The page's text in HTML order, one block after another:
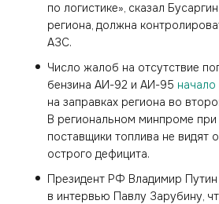
по логистике», сказал
региона, должна
АЗС.
Число жалоб на отсутствие
бензина АИ-92 и АИ-95 начало
на заправках региона во
В региональном минпроме при
поставщики топлива не видят
острого дефицита.
Президент РФ Владимир Путин
в интервью Павлу Зарубину,